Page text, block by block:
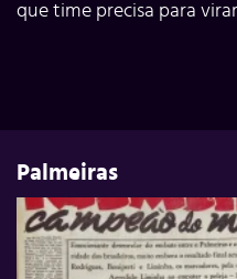
que time precisa para
Palmeiras